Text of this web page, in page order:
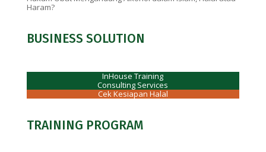
Haram?
BUSINESS SOLUTION
InHouse Training
Consulting Services
Cek Kesiapan Halal
TRAINING PROGRAM